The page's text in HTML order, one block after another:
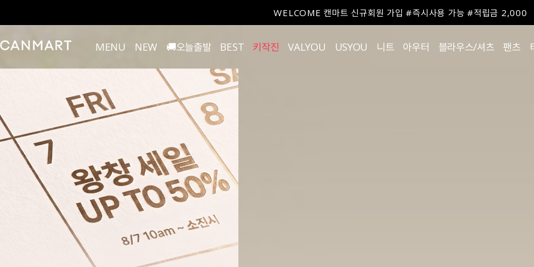
WELCOME 캔마트 신규회원 가입 #즉시사용 가능 #적립금 2,000
MENU NEW 🚚오늘출발 BEST 키작진 VALYOU USYOU 니트 아우터 블라우스/셔츠 팬츠